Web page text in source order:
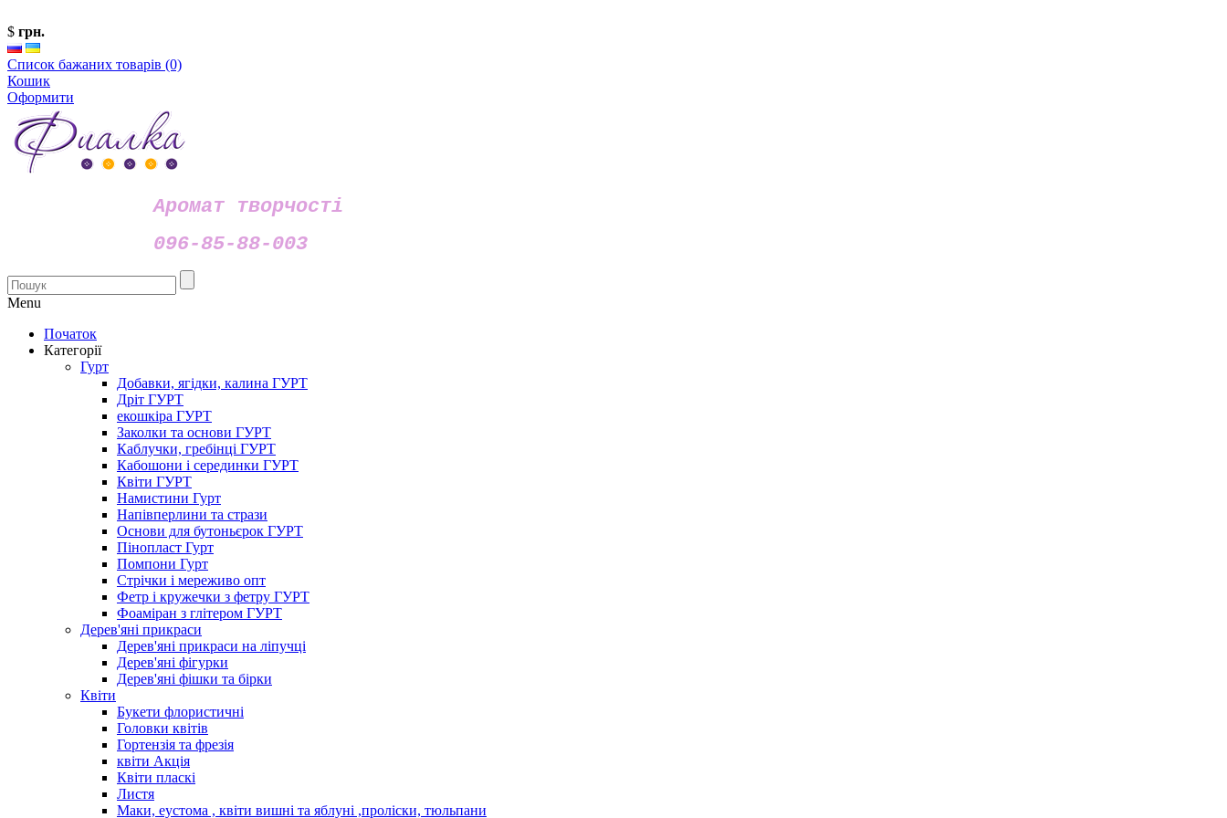
$ грн.
Список бажаних товарів (0)
Кошик
Оформити
Аромат творчості
096-85-88-003
Menu
Початок
Категорії
Гурт
Добавки, ягідки, калина ГУРТ
Дріт ГУРТ
екошкіра ГУРТ
Заколки та основи ГУРТ
Каблучки, гребінці ГУРТ
Кабошони і серединки ГУРТ
Квіти ГУРТ
Намистини Гурт
Напівперлини та стрази
Основи для бутоньєрок ГУРТ
Пінопласт Гурт
Помпони Гурт
Стрічки і мереживо опт
Фетр і кружечки з фетру ГУРТ
Фоаміран з глітером ГУРТ
Дерев'яні прикраси
Дерев'яні прикраси на ліпучці
Дерев'яні фігурки
Дерев'яні фішки та бірки
Квіти
Букети флористичні
Головки квітів
Гортензія та фрезія
квіти Акція
Квіти пласкі
Листя
Маки, еустома , квіти вишні та яблуні ,проліски, тюльпани